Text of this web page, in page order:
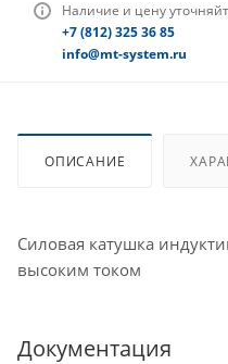
Наличие и цену
+7 (812) 325 36 85
info@mt-system.ru
ОПИСАНИЕ
Силовая катушка
высоким током
Документация